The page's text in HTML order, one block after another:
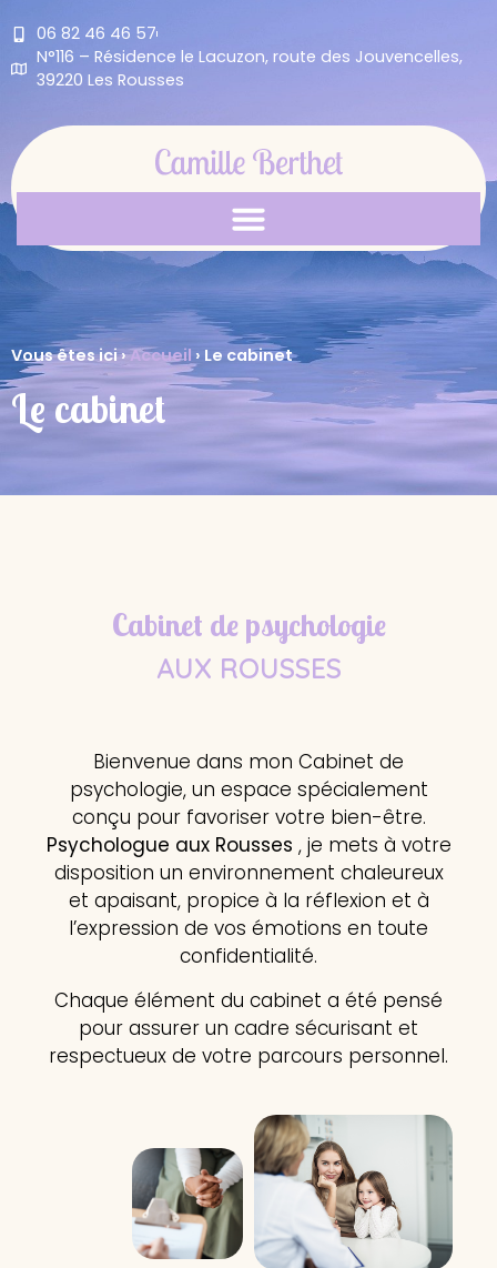
06 82 46 46 57
N°116 – Résidence le Lacuzon, route des Jouvencelles,
39220 Les Rousses
Vous êtes ici ›Accueil › Le cabinet
Le cabinet
Cabinet de psychologie
AUX ROUSSES
Bienvenue dans mon Cabinet de
psychologie, un espace spécialement
conçu pour favoriser votre bien-être.
Psychologue aux Rousses , je mets à votre
disposition un environnement chaleureux
et apaisant, propice à la réflexion et à
l’expression de vos émotions en toute
confidentialité.
Chaque élément du cabinet a été pensé
pour assurer un cadre sécurisant et
respectueux de votre parcours personnel.